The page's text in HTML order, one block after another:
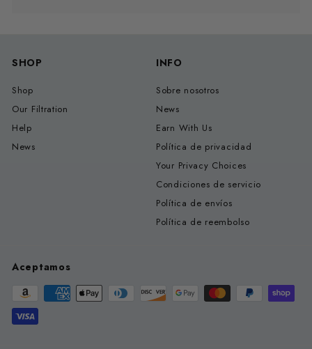
SHOP
Shop
Our Filtration
Help
News
INFO
Sobre nosotros
News
Earn With Us
Política de privacidad
Your Privacy Choices
Condiciones de servicio
Política de envíos
Política de reembolso
Aceptamos